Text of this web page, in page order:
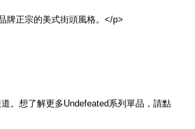
牌正宗的美式街頭風格。</p>
。想了解更多Undefeated系列單品，請點